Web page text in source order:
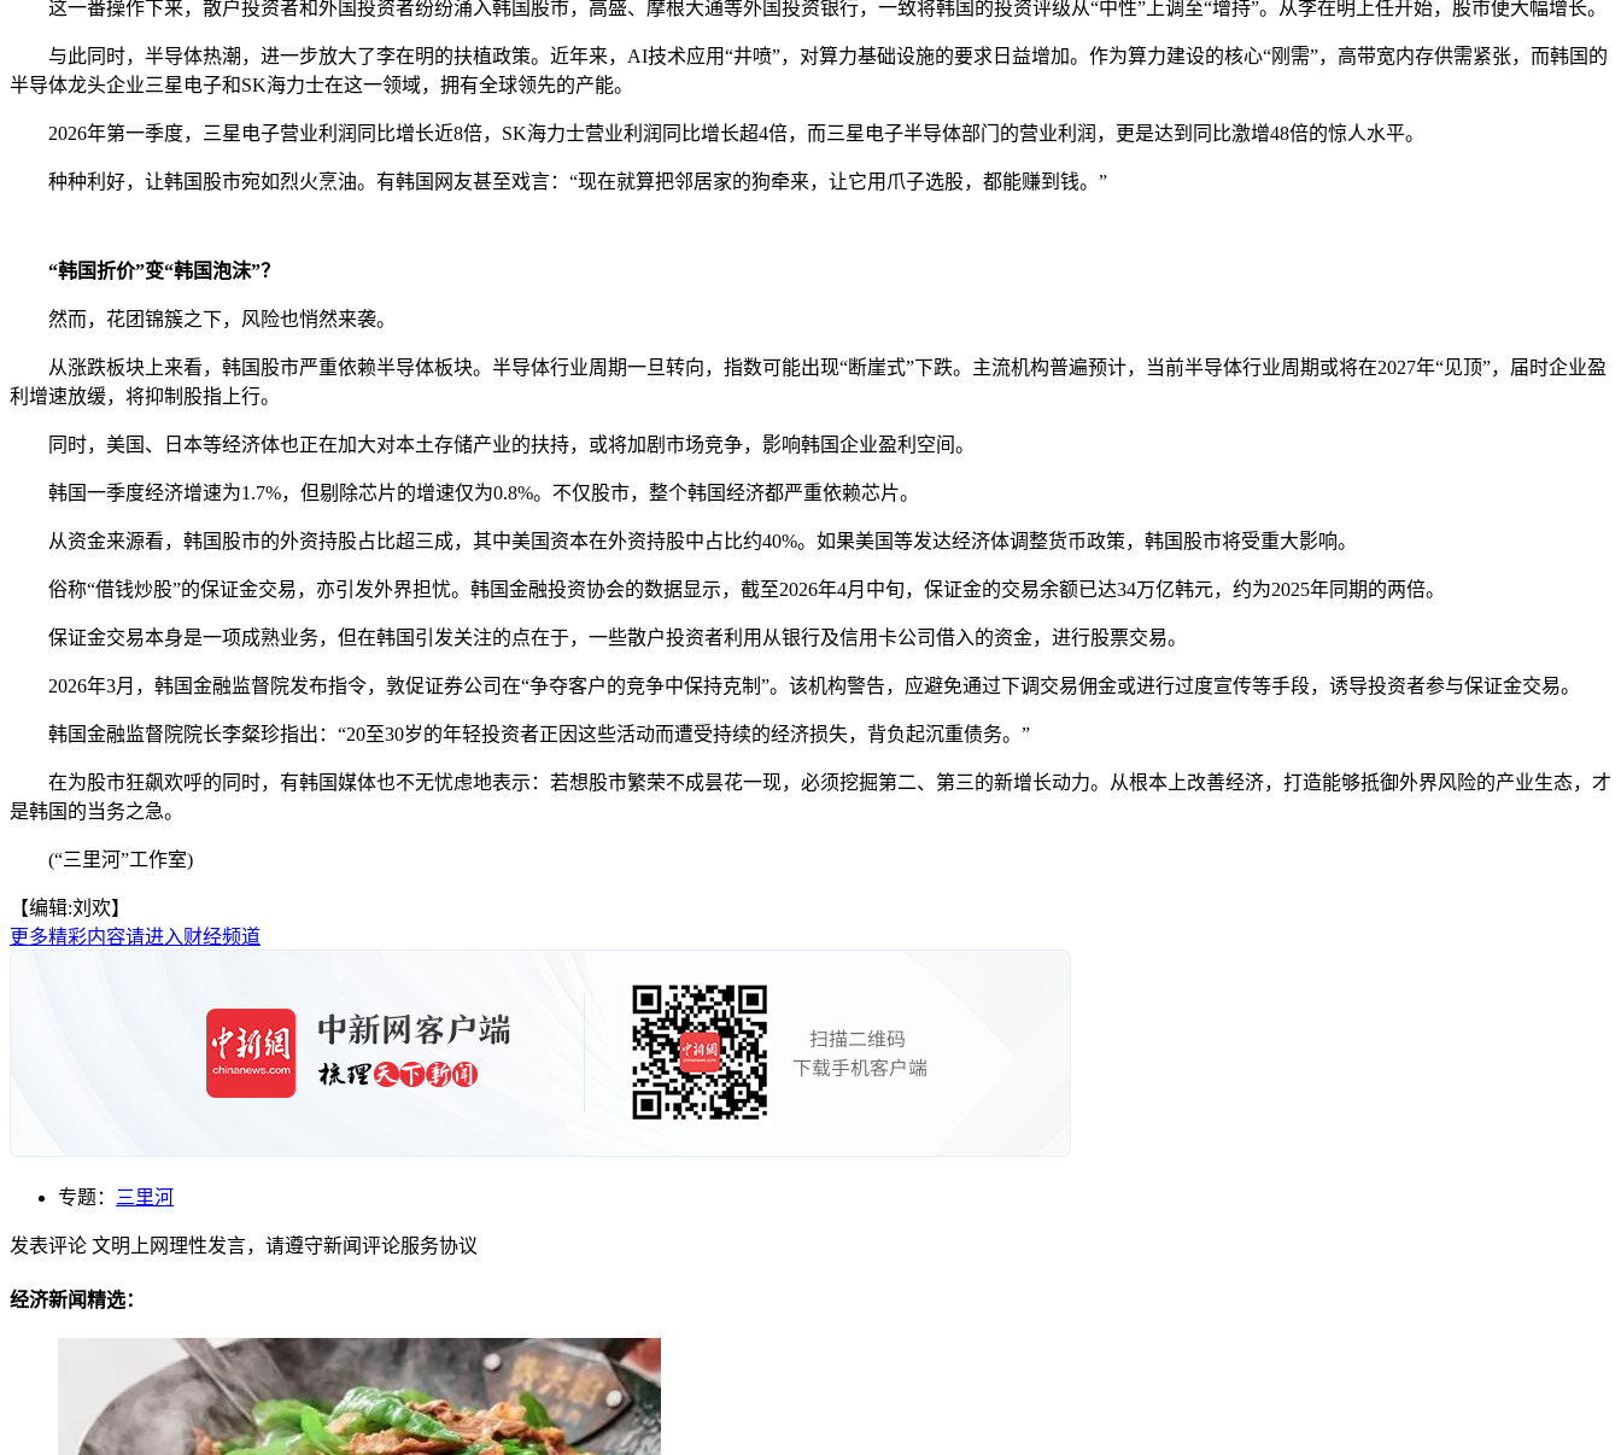
这一番操作下来，散户投资者和外国投资者纷纷涌入韩国股市，高盛、摩根大通等外国投资银行，一致将韩国的投资评级从“中性”上调至“增持”。从李在明上任开始，股市便大幅增长。
与此同时，半导体热潮，进一步放大了李在明的扶植政策。近年来，AI技术应用“井喷”，对算力基础设施的要求日益增加。作为算力建设的核心“刚需”，高带宽内存供需紧张，而韩国的
半导体龙头企业三星电子和SK海力士在这一领域，拥有全球领先的产能。
2026年第一季度，三星电子营业利润同比增长近8倍，SK海力士营业利润同比增长超4倍，而三星电子半导体部门的营业利润，更是达到同比激增48倍的惊人水平。
种种利好，让韩国股市宛如烈火烹油。有韩国网友甚至戏言：“现在就算把邻居家的狗牵来，让它用爪子选股，都能赚到钱。”
“韩国折价”变“韩国泡沫”？
然而，花团锦簇之下，风险也悄然来袭。
从涨跌板块上来看，韩国股市严重依赖半导体板块。半导体行业周期一旦转向，指数可能出现“断崖式”下跌。主流机构普遍预计，当前半导体行业周期或将在2027年“见顶”，届时企业盈
利增速放缓，将抑制股指上行。
同时，美国、日本等经济体也正在加大对本土存储产业的扶持，或将加剧市场竞争，影响韩国企业盈利空间。
韩国一季度经济增速为1.7%，但剔除芯片的增速仅为0.8%。不仅股市，整个韩国经济都严重依赖芯片。
从资金来源看，韩国股市的外资持股占比超三成，其中美国资本在外资持股中占比约40%。如果美国等发达经济体调整货币政策，韩国股市将受重大影响。
俗称“借钱炒股”的保证金交易，亦引发外界担忧。韩国金融投资协会的数据显示，截至2026年4月中旬，保证金的交易余额已达34万亿韩元，约为2025年同期的两倍。
保证金交易本身是一项成熟业务，但在韩国引发关注的点在于，一些散户投资者利用从银行及信用卡公司借入的资金，进行股票交易。
2026年3月，韩国金融监督院发布指令，敦促证券公司在“争夺客户的竞争中保持克制”。该机构警告，应避免通过下调交易佣金或进行过度宣传等手段，诱导投资者参与保证金交易。
韩国金融监督院院长李粲珍指出：“20至30岁的年轻投资者正因这些活动而遭受持续的经济损失，背负起沉重债务。”
在为股市狂飙欢呼的同时，有韩国媒体也不无忧虑地表示：若想股市繁荣不成昙花一现，必须挖掘第二、第三的新增长动力。从根本上改善经济，打造能够抵御外界风险的产业生态，才
是韩国的当务之急。
(“三里河”工作室)
【编辑:刘欢】
更多精彩内容请进入财经频道
专题： 三里河
发表评论 文明上网理性发言，请遵守新闻评论服务协议
经济新闻精选：